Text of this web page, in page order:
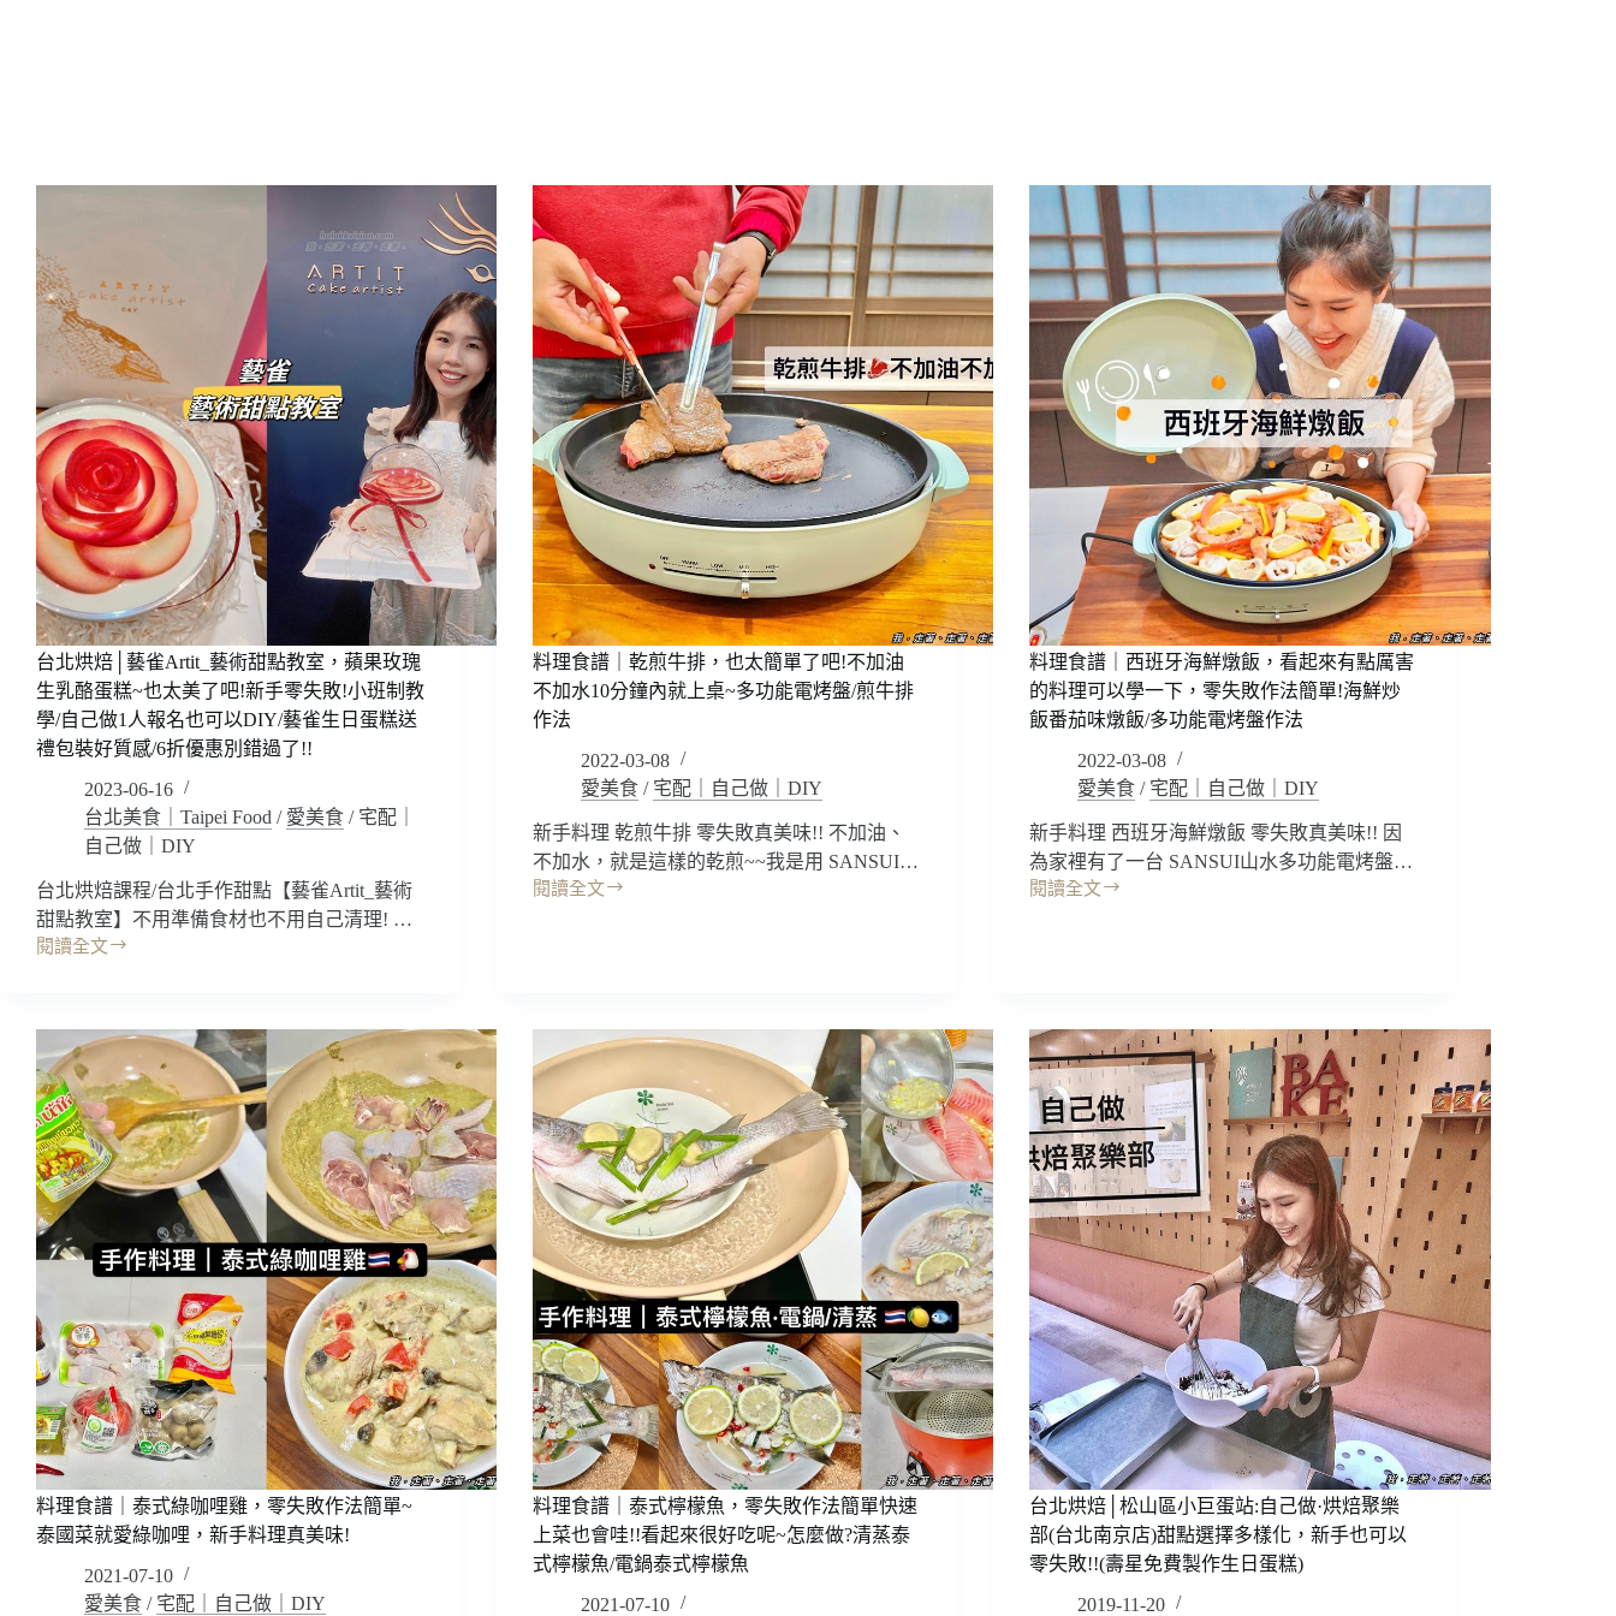
台北烘焙│藝雀Artit_藝術甜點教室，蘋果玫瑰
生乳酪蛋糕~也太美了吧!新手零失敗!小班制教
學/自己做1人報名也可以DIY/藝雀生日蛋糕送
禮包裝好質感/6折優惠別錯過了!!
2023-06-16
台北美食｜Taipei Food / 愛美食 / 宅配｜
自己做｜DIY
台北烘焙課程/台北手作甜點【藝雀Artit_藝術
甜點教室】不用準備食材也不用自己清理! …
閱讀全文
台
焙
│
藝
雀
Artit_
藝
術
甜
點
教
果
玫
瑰
生
乳
酪
蛋
糕
~
也
料理食譜｜乾煎牛排，也太簡單了吧!不加油
不加水10分鐘內就上桌~多功能電烤盤/煎牛排
作法
2022-03-08
愛美食 / 宅配｜自己做｜DIY
新手料理 乾煎牛排 零失敗真美味!! 不加油、
不加水，就是這樣的乾煎~~我是用 SANSUI…
閱讀全文
料
乾
牛
也
太
簡
單
了
吧!
不
加
油
不
加
水
10
分
鐘
內
就
上
桌
料理食譜｜西班牙海鮮燉飯，看起來有點厲害
的料理可以學一下，零失敗作法簡單!海鮮炒
飯番茄味燉飯/多功能電烤盤作法
2022-03-08
愛美食 / 宅配｜自己做｜DIY
新手料理 西班牙海鮮燉飯 零失敗真美味!! 因
為家裡有了一台 SANSUI山水多功能電烤盤…
閱讀全文
料
西
班
牙
海
鮮
燉
飯，
看
起
來
有
點
厲
的
料
理
可
以
學
一
下，
料理食譜｜泰式綠咖哩雞，零失敗作法簡單~
泰國菜就愛綠咖哩，新手料理真美味!
2021-07-10
愛美食 / 宅配｜自己做｜DIY
料理食譜｜泰式檸檬魚，零失敗作法簡單快速
上菜也會哇!!看起來很好吃呢~怎麼做?清蒸泰
式檸檬魚/電鍋泰式檸檬魚
2021-07-10
台北烘焙│松山區小巨蛋站:自己做·烘焙聚樂
部(台北南京店)甜點選擇多樣化，新手也可以
零失敗!!(壽星免費製作生日蛋糕)
2019-11-20